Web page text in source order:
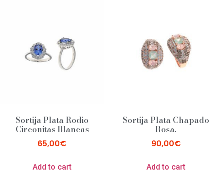
Sortija Plata Rodio
Circonitas Blancas
65,00€
Add to cart
Sortija Plata Chapado
Rosa.
90,00€
Add to cart